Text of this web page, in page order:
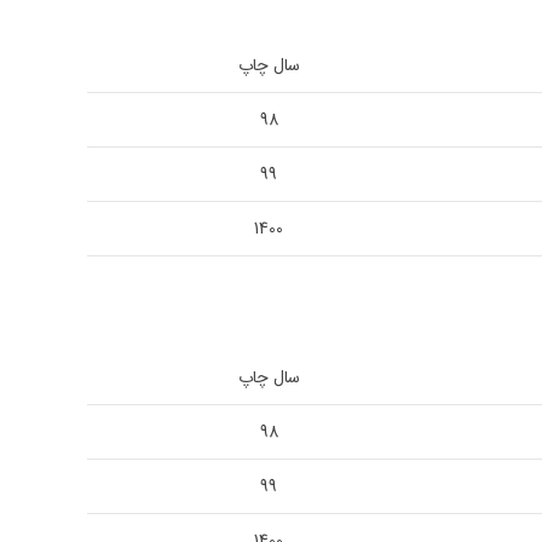
سال چاپ
98
99
1400
سال چاپ
98
99